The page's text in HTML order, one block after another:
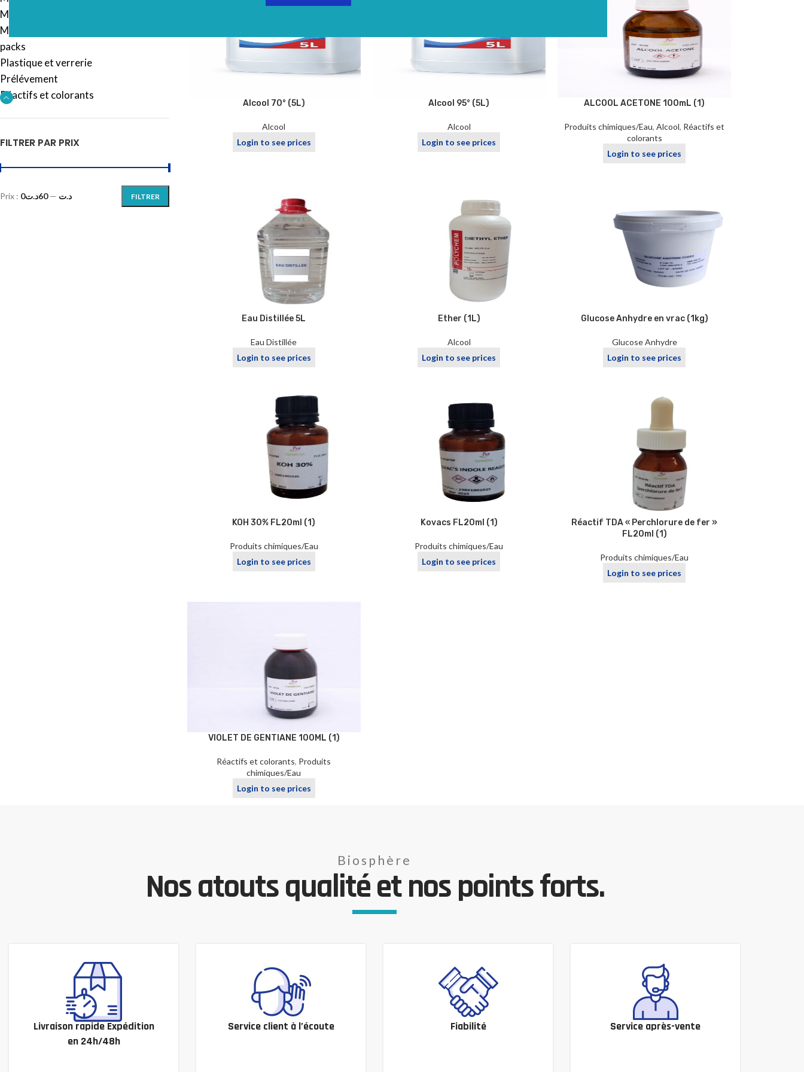
Microbiologie
Mobilier
packs
Plastique et verrerie
Prélévement
Réactifs et colorants
FILTRER PAR PRIX
FILTRER
Prix : 0د.ت —60د.ت
Alcool 70° (5L)
Alcool
Login to see prices
Alcool 95° (5L)
Alcool
Login to see prices
ALCOOL ACETONE 100mL (1)
Produits chimiques/Eau,Alcool, Réactifs et
colorants
Login to see prices
Eau Distillée 5L
Eau Distillée
Login to see prices
Ether (1L)
Alcool
Login to see prices
Glucose Anhydre en vrac (1kg)
Glucose Anhydre
Login to see prices
KOH 30% FL20ml (1)
Produits chimiques/Eau
Login to see prices
Kovacs FL20ml (1)
Produits chimiques/Eau
Login to see prices
Réactif TDA « Perchlorure de fer »
FL20ml (1)
Produits chimiques/Eau
Login to see prices
VIOLET DE GENTIANE 100ML (1)
Réactifs et colorants, Produits
chimiques/Eau
Login to see prices
Biosphère
Nos atouts qualité et nos points forts.
Livraison rapide Expédition
en 24h/48h
Service client à l’écoute Fiabilité Service après-vente